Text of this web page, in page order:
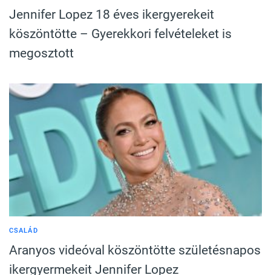
Jennifer Lopez 18 éves ikergyerekeit
köszöntötte – Gyerekkori felvételeket is
megosztott
CSALÁD
Aranyos videóval köszöntötte születésnapos
ikergyermekeit Jennifer Lopez